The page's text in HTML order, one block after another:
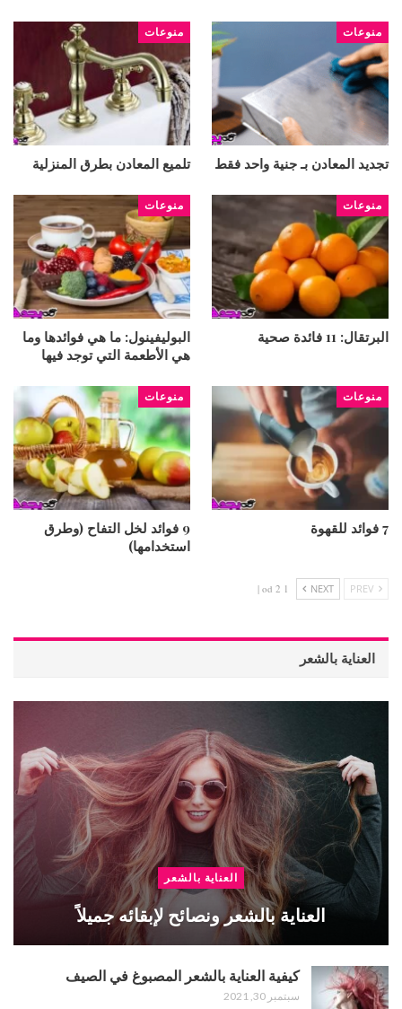
منوعات
تجديد المعادن بـ جنية واحد فقط
منوعات
تلميع المعادن بطرق المنزلية
منوعات
البرتقال: 11 فائدة صحية
منوعات
البوليفينول: ما هي فوائدها وما
هي الأطعمة التي توجد فيها
منوعات
7 فوائد للقهوة
منوعات
9 فوائد لخل التفاح (وطرق
استخدامها)
NEXT
1 od 2 |
العناية بالشعر
العناية بالشعر
العناية بالشعر ونصائح لإبقائه جميلاً
كيفية العناية بالشعر المصبوغ في الصيف
سبتمبر 30, 2021